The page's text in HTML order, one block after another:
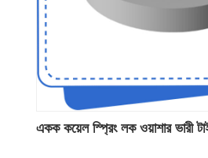
একক কয়েল স্প্রিং লক ওয়াশার ভারী